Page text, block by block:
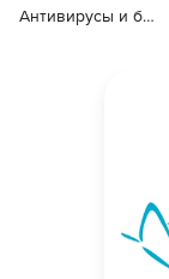
Антивирусы и безопасность